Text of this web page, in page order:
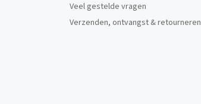
Veel gestelde vragen
Verzenden, ontvangst & retourneren